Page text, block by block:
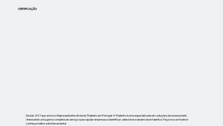
CERTIFICAÇÃO
Desde 2017 que somos o Representante oficial da Thalento em Portugal. A Thalento é uma especializada em soluções de assessment,
oferecendo uma gama completa de serviços para ajudar empresas a identificar, selecionar e desenvolver talentos. Peça-nos um teste e
conheça melhor esta ferramenta!